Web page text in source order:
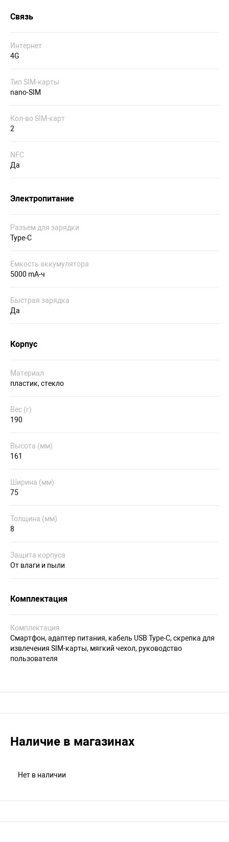
Связь
Интернет
4G
Тип SIM-карты
nano-SIM
Кол-во SIM-карт
2
NFC
Да
Электропитание
Разъем для зарядки
Type-C
Емкость аккумулятора
5000 mA-ч
Быстрая зарядка
Да
Корпус
Материал
пластик, стекло
Вес (г)
190
Высота (мм)
161
Ширина (мм)
75
Толщина (мм)
8
Защита корпуса
От влаги и пыли
Комплектация
Комплектация
Смартфон, адаптер питания, кабель USB Type-C, скрепка для
извлечения SIM-карты, мягкий чехол, руководство
пользователя
Наличие в магазинах
Нет в наличии